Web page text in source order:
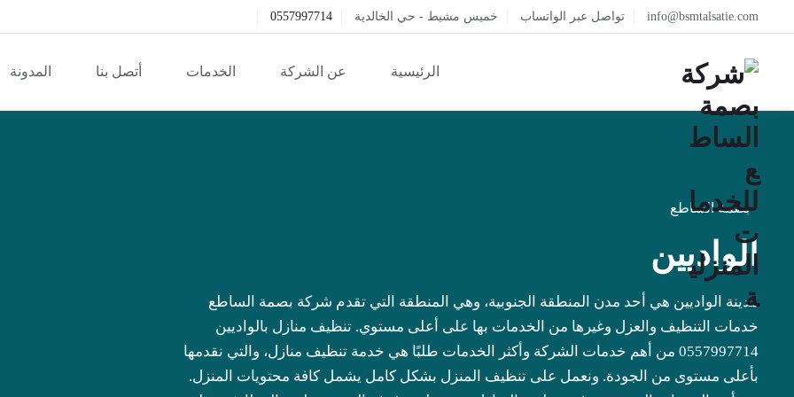
info@bsmtalsatie.com تواصل عبر الواتساب خميس مشيط - حي الخالدية 0557997714
الرئيسية عن الشركة الخدمات أتصل بنا المدونة
بصمة الساطع
الواديين
مدينة الواديين هي أحد مدن المنطقة الجنوبية، وهي المنطقة التي تقدم شركة بصمة الساطع
خدمات التنظيف والعزل وغيرها من الخدمات بها على أعلى مستوي. تنظيف منازل بالواديين
0557997714 من أهم خدمات الشركة وأكثر الخدمات طلبًا هي خدمة تنظيف منازل، والتي نقدمها
بأعلى مستوى من الجودة. ونعمل على تنظيف المنزل بشكل كامل يشمل كافة محتويات المنزل.